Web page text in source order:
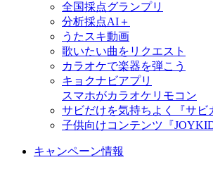
全国採点グランプリ
分析採点AI＋
うたスキ動画
歌いたい曲をリクエスト
カラオケで楽器を弾こう
キョクナビアプリ
スマホがカラオケリモコン
サビだけを気持ちよく『サビ
子供向けコンテンツ『
キャンペーン情報